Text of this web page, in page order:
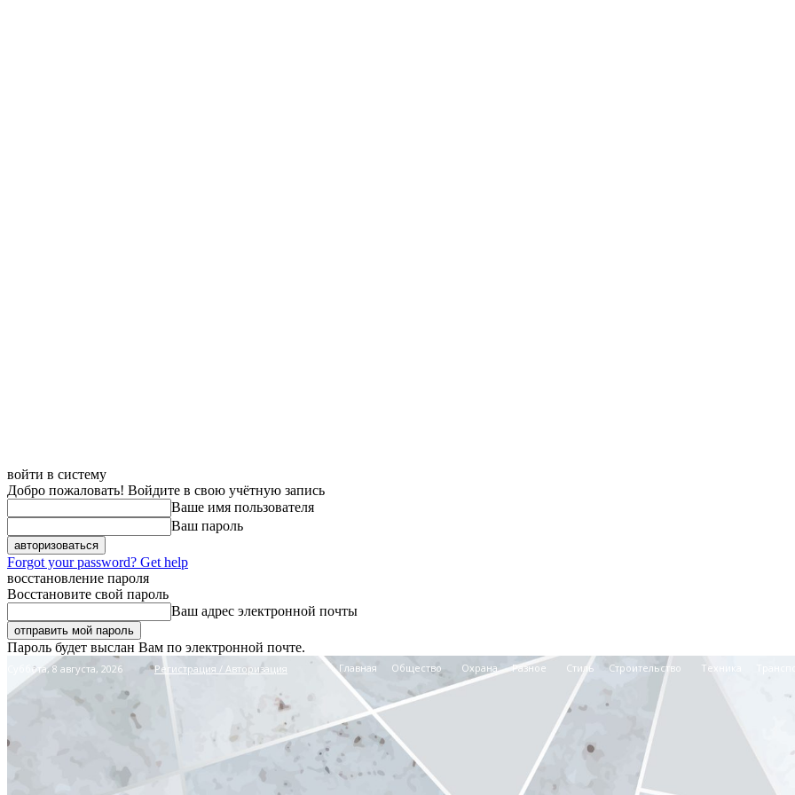
войти в систему
Добро пожаловать! Войдите в свою учётную запись
Ваше имя пользователя
Ваш пароль
Forgot your password? Get help
восстановление пароля
Восстановите свой пароль
Ваш адрес электронной почты
Пароль будет выслан Вам по электронной почте.
Суббота, 8 августа, 2026 Регистрация / Авторизация Главная Общество Охрана Разное Стиль Строительство Техника